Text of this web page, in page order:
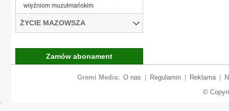
więźniom muzułmańskim
ŻYCIE MAZOWSZA
Zamów abonament
Gremi Media: O nas Regulamin Reklama
©